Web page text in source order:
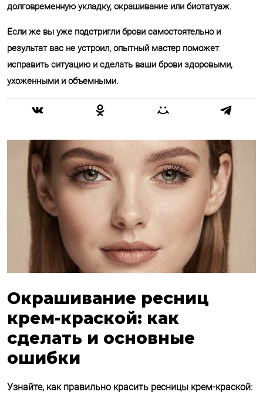
долговременную укладку, окрашивание или биотатуаж.
Если же вы уже подстригли брови самостоятельно и
результат вас не устроил, опытный мастер поможет
исправить ситуацию и сделать ваши брови здоровыми,
ухоженными и объемными.
Окрашивание ресниц
крем-краской: как
сделать и основные
ошибки
Узнайте, как правильно красить ресницы крем-краской: